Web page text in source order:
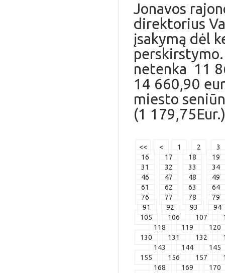
Jonavos
direktorius
įsakymą dėl
netenka 11
14 660,90
miesto
(1
<< < 1 2
3
16
17 18
19
31
32 33
34
46
47 48
49
61
62 63
64
76
77 78
79
91
92 93
94
105
106 107
118
119
120
130
131 132
143
144
145
155
156 157
168
169
170